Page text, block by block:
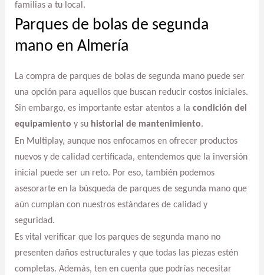
familias a tu local.
Parques de bolas de segunda
mano en Almería
La compra de parques de bolas de segunda mano puede ser
una opción para aquellos que buscan reducir costos iniciales.
Sin embargo, es importante estar atentos a la condición del
equipamiento y su historial de mantenimiento.
En Multiplay, aunque nos enfocamos en ofrecer productos
nuevos y de calidad certificada, entendemos que la inversión
inicial puede ser un reto. Por eso, también podemos
asesorarte en la búsqueda de parques de segunda mano que
aún cumplan con nuestros estándares de calidad y
seguridad.
Es vital verificar que los parques de segunda mano no
presenten daños estructurales y que todas las piezas estén
completas. Además, ten en cuenta que podrías necesitar